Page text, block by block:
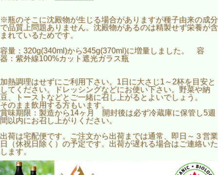
※瓶のそこに沈殿物が生じる場合がありますが種子由来の成分
で品質上問題ありません。沈殿物があるのは精製せず栄養が含
まれているためです。
容量：320g(340ml)から345g(370ml)に増量しました。 容
器：紫外線100%カット遮光ガラス瓶
加熱調理はせずにご利用下さい。1日に大さじ1～2杯を目安と
してください。ドレッシングなどにお使い下さい。野菜や納
豆、トーストなどとご一緒に召し上がるとよいでしょう。
そのまま飲用する方もいます。
賞味期限：製造から14ヶ月 開封後は必ず冷蔵庫に保管し5週
間以内にお召し上がりください。
出荷は宅配便です。ご注文から出荷までは通常、即日～３営業
日（休祝日除く）の予定です。出荷が遅れる場合はご連絡いた
します。